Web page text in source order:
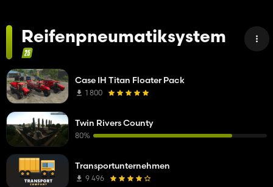
Reifenpneumatiksystem
Case IH Titan Floater Pack
1 800
Twin Rivers County
80%
Transportunternehmen
9 496